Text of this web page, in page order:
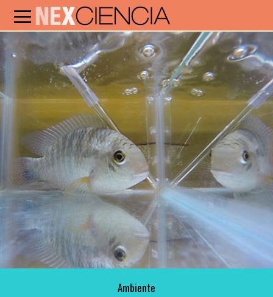
Ambiente